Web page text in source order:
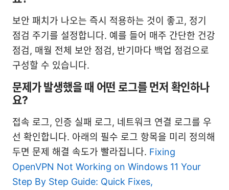
보안 패치가 나오는 즉시 적용하는 것이 좋고, 정기
점검 주기를 설정합니다. 예를 들어 매주 간단한 건강
점검, 매월 전체 보안 점검, 반기마다 백업 점검으로
구성할 수 있습니다.
문제가 발생했을 때 어떤 로그를 먼저 확인하나
요?
접속 로그, 인증 실패 로그, 네트워크 연결 로그를 우
선 확인합니다. 아래의 필수 로그 항목을 미리 정의해
두면 문제 해결 속도가 빨라집니다. Fixing
OpenVPN Not Working on Windows 11 Your
Step By Step Guide: Quick Fixes,